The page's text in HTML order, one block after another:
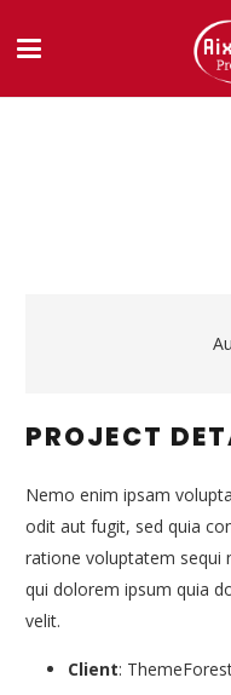
PROJECT
Nemo enim ipsam
odit aut fugit, sed quia
ratione voluptatem sequi
qui dolorem ipsum quia
velit.
Client: